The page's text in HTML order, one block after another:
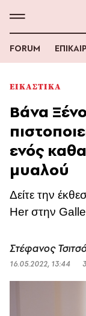
FORUM
ΕΙΚΑΣΤΙΚΑ
Βάνα
ενός
μυαλού
Δείτε την
Her στην
Στέφανος
16.05.2022, 13:44